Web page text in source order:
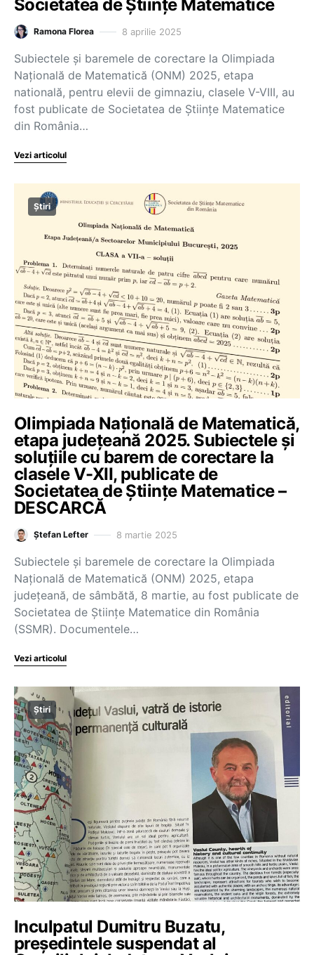
Societatea de Științe Matematice
Ramona Florea 8 aprilie 2025
Subiectele și baremele de corectare la Olimpiada
Națională de Matematică (ONM) 2025, etapa
natională, pentru elevii de gimnaziu, clasele V-VIII, au
fost publicate de Societatea de Științe Matematice
din România…
Vezi articolul
Știri
Olimpiada Națională de Matematică,
etapa județeană 2025. Subiectele și
soluțiile cu barem de corectare la
clasele V-XII, publicate de
Societatea de Științe Matematice –
DESCARCĂ
Ștefan Lefter 8 martie 2025
Subiectele și baremele de corectare la Olimpiada
Națională de Matematică (ONM) 2025, etapa
județeană, de sâmbătă, 8 martie, au fost publicate de
Societatea de Științe Matematice din România
(SSMR). Documentele…
Vezi articolul
Știri
Inculpatul Dumitru Buzatu,
președintele suspendat al